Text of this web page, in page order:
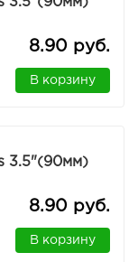
8.90 руб.
В корзину
3.5"(90мм)
8.90 руб.
В корзину